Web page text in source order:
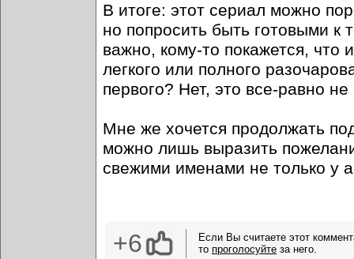
В итоге: этот сериал можно
но попросить быть готовыми к
важно, кому-то покажется, что
легкого или полного
первого? Нет, это все-равно
Мне же хочется продолжать
можно лишь выразить
свежими именами не только у
+6
Если Вы считаете этот
то проголосуйте за него.